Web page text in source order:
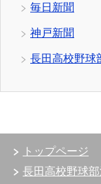
毎日新聞
神戸新聞
長田高校野球
トップページ
長田高校野球